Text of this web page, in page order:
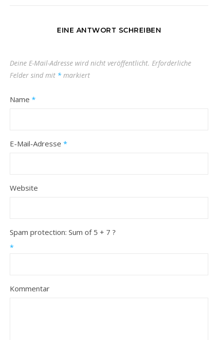
EINE ANTWORT SCHREIBEN
Deine E-Mail-Adresse wird nicht veröffentlicht. Erforderliche
Felder sind mit * markiert
Name *
E-Mail-Adresse *
Website
Spam protection: Sum of 5 + 7 ?
*
Kommentar